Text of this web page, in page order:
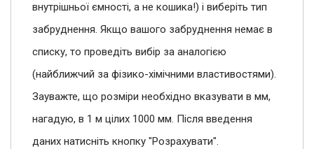
внутрішньої ємності, а не кошика!) і виберіть тип
забруднення. Якщо вашого забруднення немає в
списку, то проведіть вибір за аналогією
(найближчий за фізико-хімічними властивостями).
Зауважте, що розміри необхідно вказувати в мм,
нагадую, в 1 м цілих 1000 мм. Після введення
даних натисніть кнопку "Розрахувати".